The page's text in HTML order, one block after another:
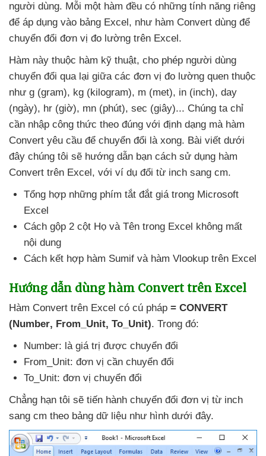
người dùng. Mỗi một hàm đều có những tính năng riêng
để áp dụng vào bảng Excel, như hàm Convert dùng để
chuyển đổi đơn vị đo lường trên Excel.
Hàm này thuộc hàm kỹ thuật, cho phép người dùng
chuyển đổi qua lại giữa các đơn vị đo lường quen thuộc
như g (gram), kg (kilogram), m (met), in (inch), day
(ngày), hr (giờ), mn (phút), sec (giây)... Chúng ta chỉ
cần nhập công thức theo đúng với định dạng mà hàm
Convert yêu cầu để chuyển đổi là xong. Bài viết dưới
đây chúng tôi sẽ hướng dẫn bạn cách sử dụng hàm
Convert trên Excel, với ví dụ đổi từ inch sang cm.
Tổng hợp những phím tắt đắt giá trong Microsoft
Excel
Cách gộp 2 cột Họ và Tên trong Excel không mất
nội dung
Cách kết hợp hàm Sumif và hàm Vlookup trên Excel
Hướng dẫn dùng hàm Convert trên Excel
Hàm Convert trên Excel có cú pháp = CONVERT
(Number, From_Unit, To_Unit). Trong đó:
Number: là giá trị được chuyển đổi
From_Unit: đơn vị cần chuyển đổi
To_Unit: đơn vị chuyển đổi
Chẳng hạn tôi sẽ tiến hành chuyển đổi đơn vị từ inch
sang cm theo bảng dữ liệu như hình dưới đây.